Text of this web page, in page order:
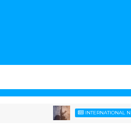
INTERNATIONAL NEWS